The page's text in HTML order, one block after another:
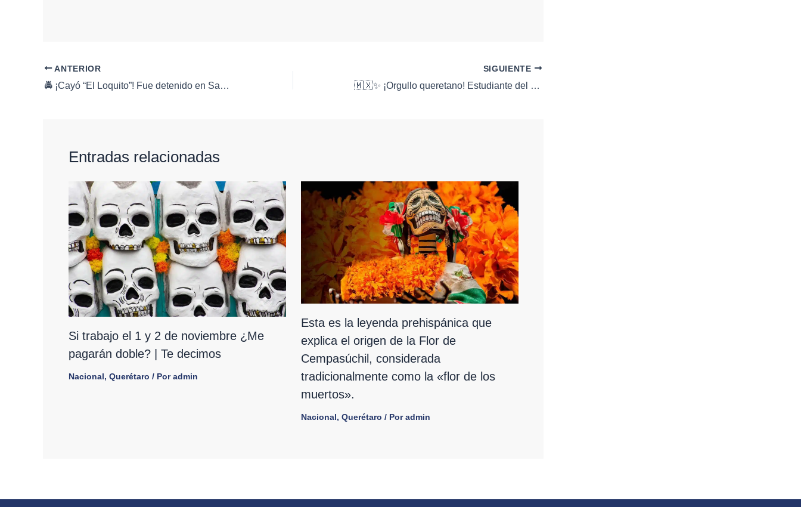
ANTERIOR
🚔 ¡Cayó “El Loquito”! Fue detenido en San Antonio de la Punta por dañar un scooter eléctrico en vía pública 🚔⚡🛴
SIGUIENTE
🇲🇽✨ ¡Orgullo queretano! Estudiante del CECyTEQ viajará a Inglaterra para presentar su proyecto ‘Salsalá’ en expo científica mundial 🌶️✈️
Entradas relacionadas
Si trabajo el 1 y 2 de noviembre ¿Me
pagarán doble? | Te decimos
Nacional, Querétaro / Poradmin
Esta es la leyenda prehispánica que
explica el origen de la Flor de
Cempasúchil, considerada
tradicionalmente como la «flor de los
muertos».
Nacional, Querétaro / Poradmin